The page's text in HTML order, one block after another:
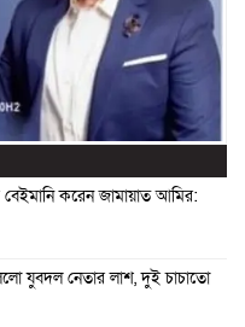
বেইমানি করেন জামায়াত আমির:
যুবদল নেতার লাশ, দুই চাচাতো